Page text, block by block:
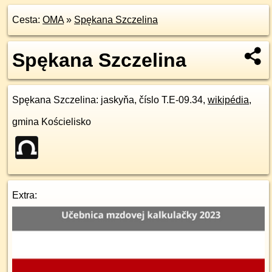
Cesta: OMA» Spękana Szczelina
Spękana Szczelina
Spękana Szczelina: jaskyňa, číslo T.E-09.34, wikipédia,
gmina Kościelisko
Extra: